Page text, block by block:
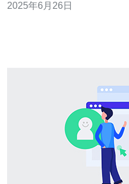
服务可以帮助企业应对DDoS
2025年6月26日